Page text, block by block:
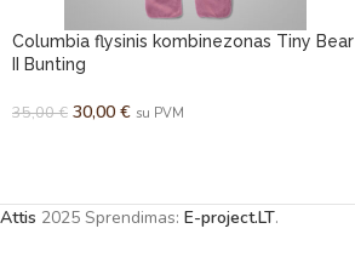
Columbia flysinis kombinezonas Tiny Bear
II Bunting
35,00€ 30,00 € su PVM
Attis 2025 Sprendimas: E-project.LT.